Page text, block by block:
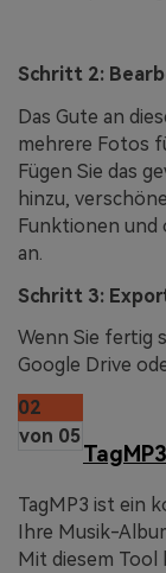
Schritt 2:
Das Gute an
mehrere Fotos
Fügen Sie das
hinzu,
Funktionen und
an.
Schritt 3:
Wenn Sie fertig
Google Drive
02
von 05
TagMP3
TagMP3 ist ein
Ihre Musik-
Mit diesem Tool